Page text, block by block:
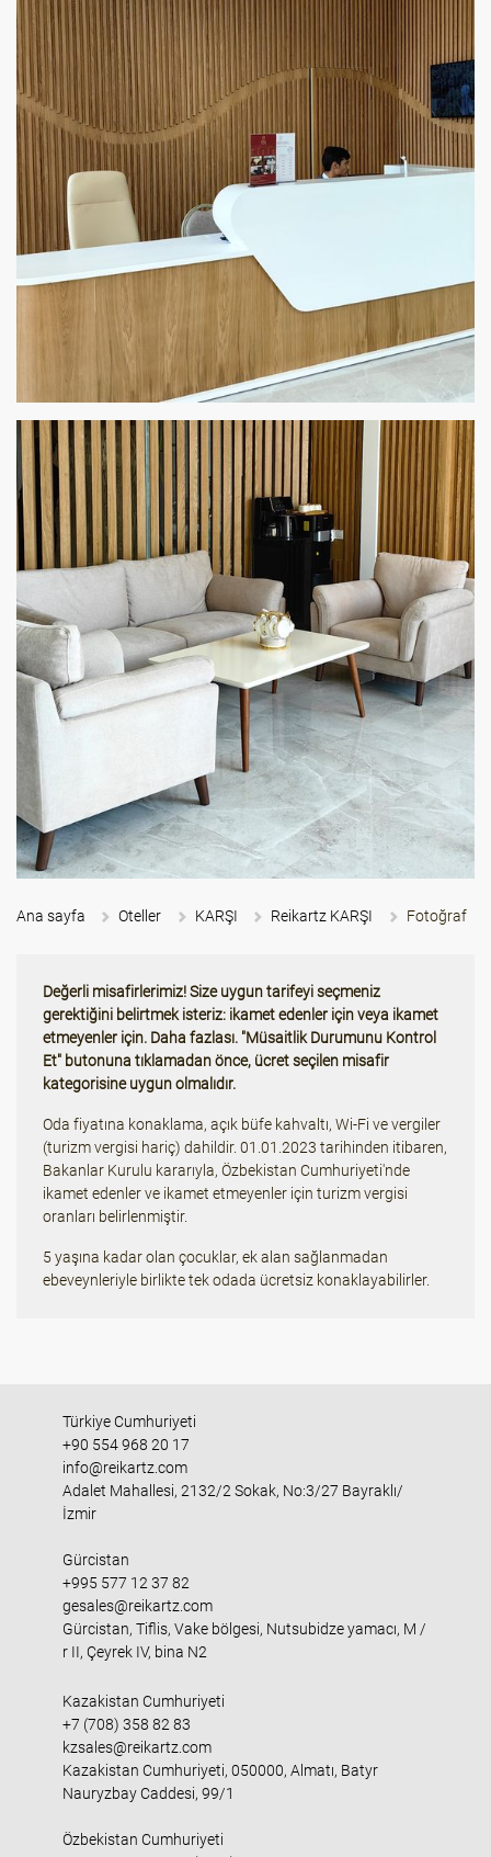
Ana sayfa Oteller KARŞI Reikartz KARŞI Fotoğraf
Değerli misafirlerimiz! Size uygun tarifeyi seçmeniz
gerektiğini belirtmek isteriz: ikamet edenler için veya ikamet
etmeyenler için. Daha fazlası. "Müsaitlik Durumunu Kontrol
Et" butonuna tıklamadan önce, ücret seçilen misafir
kategorisine uygun olmalıdır.
Oda fiyatına konaklama, açık büfe kahvaltı, Wi-Fi ve vergiler
(turizm vergisi hariç) dahildir. 01.01.2023 tarihinden itibaren,
Bakanlar Kurulu kararıyla, Özbekistan Cumhuriyeti'nde
ikamet edenler ve ikamet etmeyenler için turizm vergisi
oranları belirlenmiştir.
5 yaşına kadar olan çocuklar, ek alan sağlanmadan
ebeveynleriyle birlikte tek odada ücretsiz konaklayabilirler.
Türkiye Cumhuriyeti
+90 554 968 20 17
info@reikartz.com
Adalet Mahallesi, 2132/2 Sokak, No:3/27 Bayraklı/
İzmir
Gürcistan
+995 577 12 37 82
gesales@reikartz.com
Gürcistan, Tiflis, Vake bölgesi, Nutsubidze yamacı, M /
r II, Çeyrek IV, bina N2
Kazakistan Cumhuriyeti
+7 (708) 358 82 83
kzsales@reikartz.com
Kazakistan Cumhuriyeti, 050000, Almatı, Batyr
Nauryzbay Caddesi, 99/1
Özbekistan Cumhuriyeti